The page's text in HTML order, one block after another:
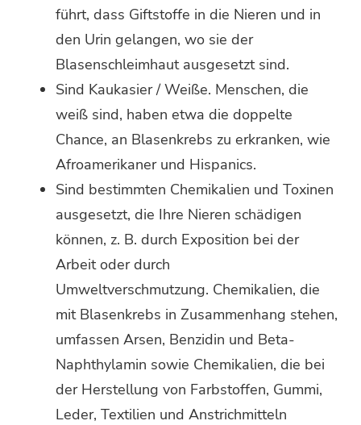
führt, dass Giftstoffe in die Nieren und in
den Urin gelangen, wo sie der
Blasenschleimhaut ausgesetzt sind.
Sind Kaukasier / Weiße. Menschen, die
weiß sind, haben etwa die doppelte
Chance, an Blasenkrebs zu erkranken, wie
Afroamerikaner und Hispanics.
Sind bestimmten Chemikalien und Toxinen
ausgesetzt, die Ihre Nieren schädigen
können, z. B. durch Exposition bei der
Arbeit oder durch
Umweltverschmutzung. Chemikalien, die
mit Blasenkrebs in Zusammenhang stehen,
umfassen Arsen, Benzidin und Beta-
Naphthylamin sowie Chemikalien, die bei
der Herstellung von Farbstoffen, Gummi,
Leder, Textilien und Anstrichmitteln